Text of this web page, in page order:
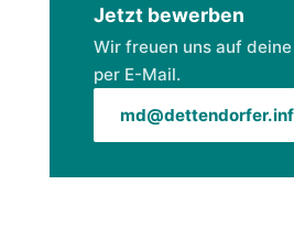
Jetzt bewerben
Wir freuen uns auf
per E-Mail.